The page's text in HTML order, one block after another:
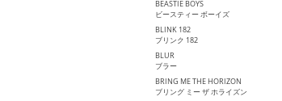
BEASTIE BOYS
ビースティー ボーイズ
BLINK 182
ブリンク 182
BLUR
ブラー
BRING ME THE HORIZON
ブリング ミー ザ ホライズン